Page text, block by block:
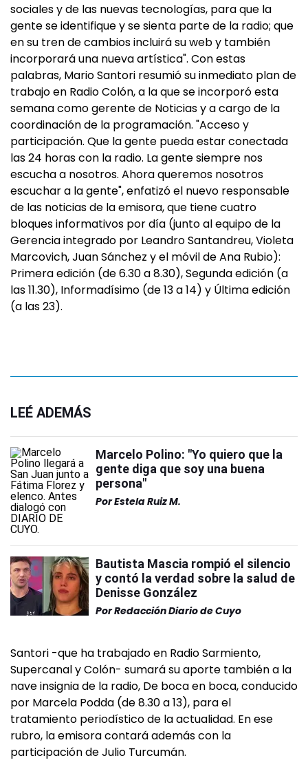
sociales y de las nuevas tecnologías, para que la
gente se identifique y se sienta parte de la radio; que
en su tren de cambios incluirá su web y también
incorporará una nueva artística". Con estas
palabras, Mario Santori resumió su inmediato plan de
trabajo en Radio Colón, a la que se incorporó esta
semana como gerente de Noticias y a cargo de la
coordinación de la programación. "Acceso y
participación. Que la gente pueda estar conectada
las 24 horas con la radio. La gente siempre nos
escucha a nosotros. Ahora queremos nosotros
escuchar a la gente", enfatizó el nuevo responsable
de las noticias de la emisora, que tiene cuatro
bloques informativos por día (junto al equipo de la
Gerencia integrado por Leandro Santandreu, Violeta
Marcovich, Juan Sánchez y el móvil de Ana Rubio):
Primera edición (de 6.30 a 8.30), Segunda edición (a
las 11.30), Informadísimo (de 13 a 14) y Última edición
(a las 23).
LEÉ ADEMÁS
Marcelo Polino: "Yo quiero que la
gente diga que soy una buena
persona"
PorEstela Ruiz M.
Bautista Mascia rompió el silencio
y contó la verdad sobre la salud de
Denisse González
PorRedacción Diario de Cuyo
Santori -que ha trabajado en Radio Sarmiento,
Supercanal y Colón- sumará su aporte también a la
nave insignia de la radio, De boca en boca, conducido
por Marcela Podda (de 8.30 a 13), para el
tratamiento periodístico de la actualidad. En ese
rubro, la emisora contará además con la
participación de Julio Turcumán.